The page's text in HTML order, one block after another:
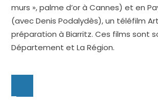
murs », palme d’or à Cannes) et en
(avec Denis Podalydès), un téléfilm
préparation à Biarritz. Ces films sont
Département et La Région.